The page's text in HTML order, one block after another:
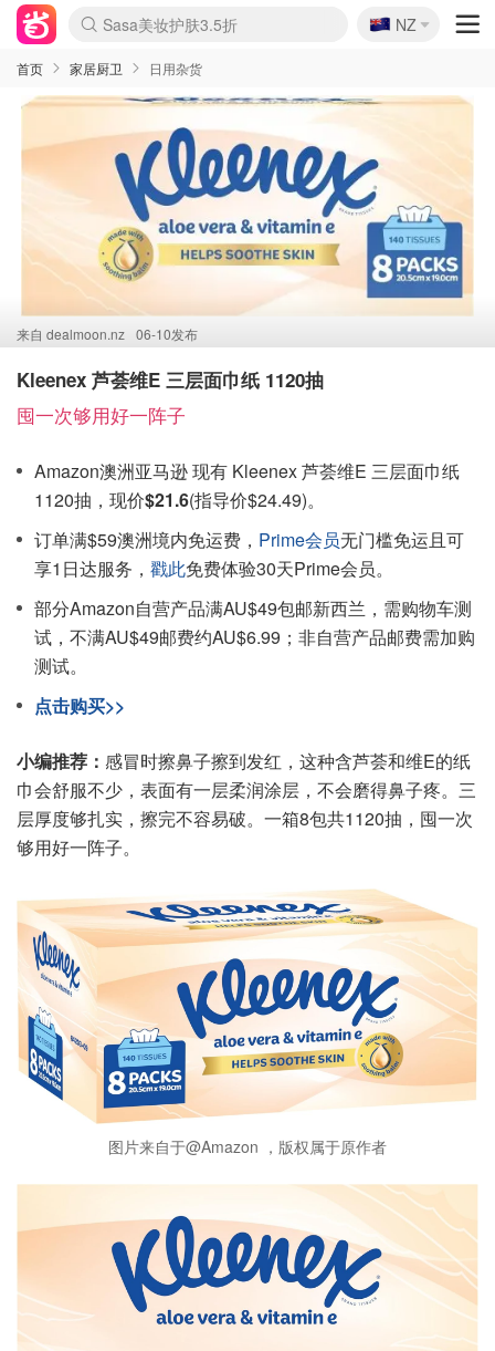
lululemon折扣上新
Sasa美妆护肤3.5折
SSENSE年中3折
FreshBeauty好价汇总
Cettire降价+叠9折
Farfetch折上8折
WWS Coles超市实拍
viagogo二手票捡漏
Myer清仓1折起
The Outnet奢牌1折起
David Jones 3折起
Flannels大牌1折
Perfumes Club护肤1折
AMIRO返校季6.2折
Oweek抽奖送Airpods
Amazon折扣汇总
eToro入金$200送$50
Amazon数码好物
ICONIC本周7.5折
ThedoubleF高奢地板价
Moose Knuckles 6折
丝芙兰5折起
EUFY官网3.7折起
Selenichast首饰2折
Trip机票酒店促销
YSL送5件彩妆礼
Amazon家居好物
BIGBANG巡演开票
David Jones时尚3折
Amazon美妆护肤
雅漾大喷$8
过敏原检测盒$33
伊索独家赠50ml沐浴露
科颜氏清仓3折
SEALIFE海洋馆门票6折
丝塔芙大白罐$16
订阅Newsletter送香薰
Cult Beauty 6.8折
Harrods圣诞日历2.3折
LN-CC奢牌私促3折
d'Alba空姐喷雾$16
EVE LOM套装逆天2折
Bernardelli独家4折
Adore Beauty 6折起
CT圣诞日历
Mytheresa奢品2.7折
Luxury Escapes 9折
Currentbody美容仪9折
卡诗9折+赠4件礼
MOON Garden Live
ALLSAINTS美衣3折
Roborock扫地机3.7折
Tingo Life水杯$24
Valentino官网5折
CR洗发护发6.3折
🇳🇿
NZ
首页 家居厨卫 日用杂货
来自 dealmoon.nz 06-10发布
Kleenex 芦荟维E 三层面巾纸 1120抽
囤一次够用好一阵子
Amazon澳洲亚马逊 现有 Kleenex 芦荟维E 三层面巾纸
1120抽，现价$21.6(指导价$24.49)。
订单满$59澳洲境内免运费， Prime会员无门槛免运且可
享1日达服务， 戳此免费体验30天Prime会员。
部分Amazon自营产品满AU$49包邮新西兰，需购物车测
试，不满AU$49邮费约AU$6.99；非自营产品邮费需加购
测试。
点击购买>>
小编推荐： 感冒时擦鼻子擦到发红，这种含芦荟和维E的纸
巾会舒服不少，表面有一层柔润涂层，不会磨得鼻子疼。三
层厚度够扎实，擦完不容易破。一箱8包共1120抽，囤一次
够用好一阵子。
图片来自于@Amazon ，版权属于原作者